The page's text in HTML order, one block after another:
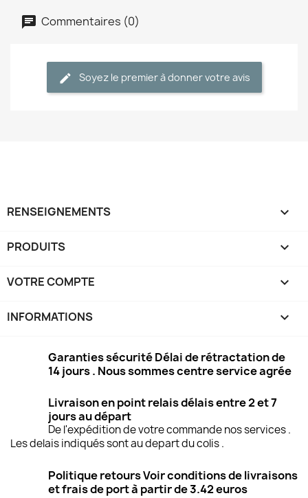
Commentaires (0)
Soyez le premier à donner votre avis
RENSEIGNEMENTS 
PRODUITS 
VOTRE COMPTE 
INFORMATIONS keyboard_arrow_down
Garanties sécurité Délai de rétractation de
14 jours . Nous sommes centre service agrée
Livraison en point relais délais entre 2 et 7
jours au départ
De l'expédition de votre commande nos services .
Les delais indiqués sont au depart du colis .
Politique retours Voir conditions de livraisons
et frais de port à partir de 3.42 euros